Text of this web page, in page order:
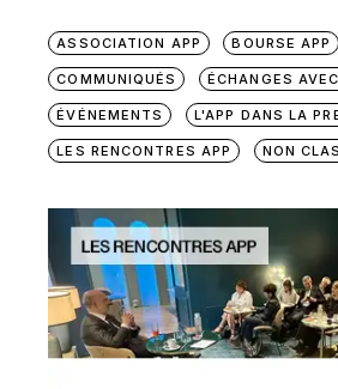
ASSOCIATION APP BOURSE APP
COMMUNIQUÉS ÉCHANGES
ÉVÉNEMENTS L'APP DANS LA
LES RENCONTRES APP NON